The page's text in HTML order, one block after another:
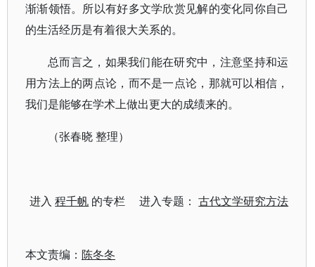
渐渐领悟。所以有好多文学欣赏见解的变化同你自己
的生活经历是有着很大关系的。
总而言之，如果我们能在研究中，注意坚持和运
用方法上的两点论，而不是一点论，那就可以相信，
我们是能够在学术上做出更大的成绩来的。
（张春晓 整理）
进入程千帆 的专栏 进入专题：古代文学研究方法
本文责编： 陈冬冬